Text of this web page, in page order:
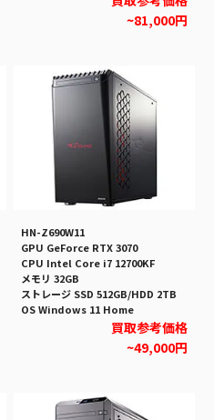
~81,000円
HN-Z690W11
GPU GeForce RTX 3070
CPU Intel Core i7 12700KF
メモリ 32GB
ストレージ SSD 512GB/HDD 2TB
OS Windows 11 Home
買取参考価格
~49,000円